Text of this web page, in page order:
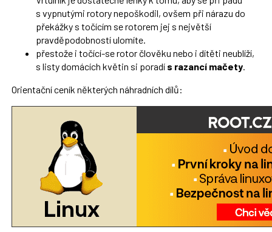
s vypnutými rotory nepoškodil, ovšem při nárazu do
překážky s točícím se rotorem jej s největší
pravděpodobností ulomíte.
přestože i točící-se rotor člověku nebo i dítěti neublíží,
s listy domácích květin si poradí s razancí mačety.
Orientační ceník některých náhradních dílů: